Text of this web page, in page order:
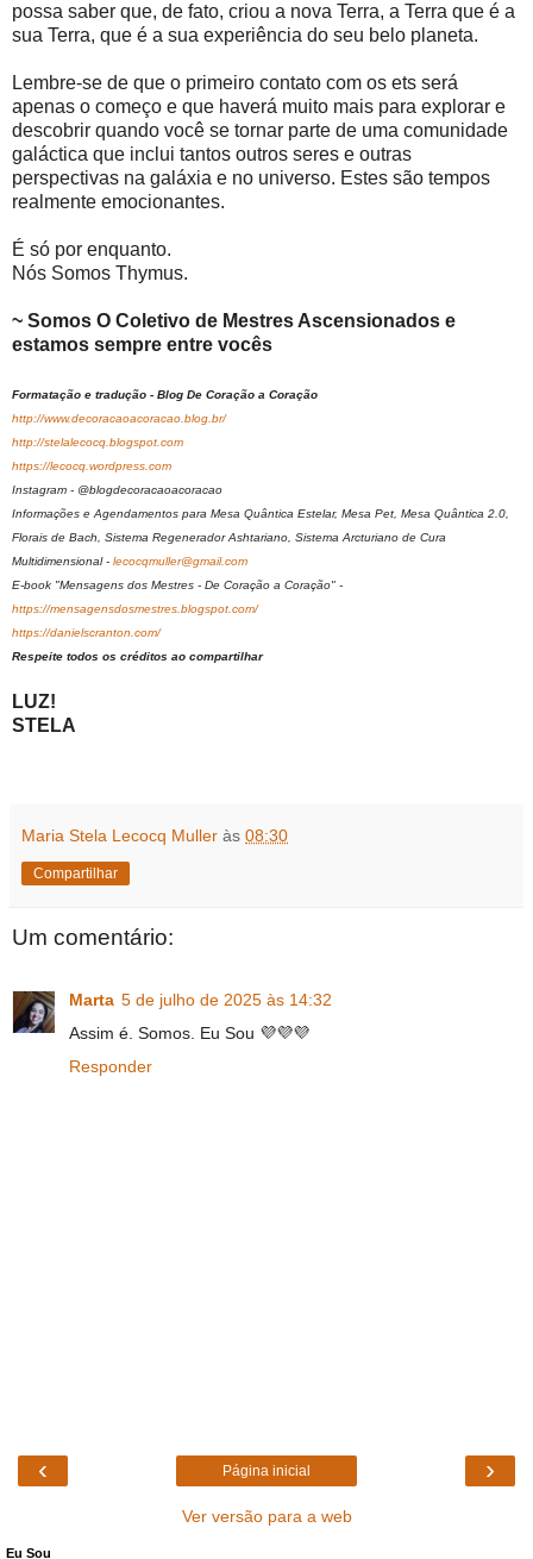
possa saber que, de fato, criou a nova Terra, a Terra que é a
sua Terra, que é a sua experiência do seu belo planeta.
Lembre-se de que o primeiro contato com os ets será
apenas o começo e que haverá muito mais para explorar e
descobrir quando você se tornar parte de uma comunidade
galáctica que inclui tantos outros seres e outras
perspectivas na galáxia e no universo. Estes são tempos
realmente emocionantes.
É só por enquanto.
Nós Somos Thymus.
~ Somos O Coletivo de Mestres Ascensionados e
estamos sempre entre vocês
Formatação e tradução - Blog De Coração a Coração
http://www.decoracaoacoracao.blog.br/
http://stelalecocq.blogspot.com
https://lecocq.wordpress.com
Instagram - @blogdecoracaoacoracao
Informações e Agendamentos para Mesa Quântica Estelar, Mesa Pet, Mesa Quântica 2.0,
Florais de Bach, Sistema Regenerador Ashtariano, Sistema Arcturiano de Cura
Multidimensional - lecocqmuller@gmail.com
E-book "Mensagens dos Mestres - De Coração a Coração" -
https://mensagensdosmestres.blogspot.com/
https://danielscranton.com/
Respeite todos os créditos ao compartilhar
LUZ!
STELA
Maria Stela Lecocq Muller às 08:30
Compartilhar
Um comentário:
Marta 5 de julho de 2025 às 14:32
Assim é. Somos. Eu Sou 💜💜💜
Responder
‹ ›
Página inicial
Ver versão para a web
Eu Sou